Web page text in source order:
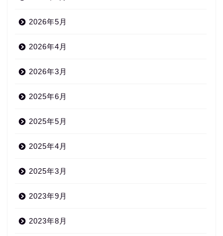
2026年5月
2026年4月
2026年3月
2025年6月
2025年5月
2025年4月
2025年3月
2023年9月
2023年8月